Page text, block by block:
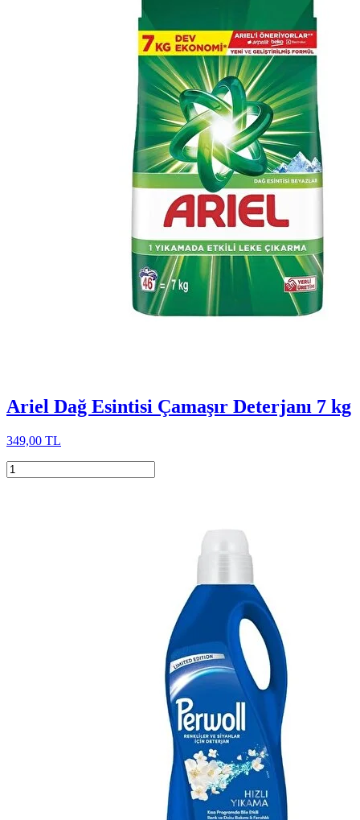
Ariel Dağ Esintisi Çamaşır Deterjanı 7 kg
349,00 TL